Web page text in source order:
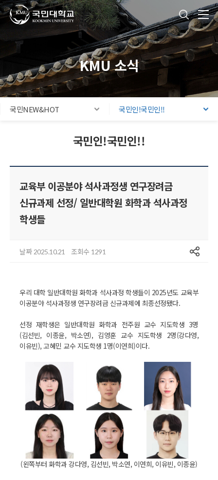
주메뉴 바로가기
본문내용 바로가기
푸터 바로가기
국민대학교
KMU 소식
국민NEW&HOT 국민인!국민인!!
국민인!국민인!!
교육부 이공분야 석사과정생 연구장려금
신규과제 선정/ 일반대학원 화학과 석사과정
학생들
날짜 2025.10.21 조회수 1291 공유
우리 대학 일반대학원 화학과 석사과정 학생들이 2025년도 교육부
이공분야 석사과정생 연구장려금 신규과제에 최종선정됐다.
선정 재학생은 일반대학원 화학과 전주원 교수 지도학생 3명
(김선빈, 이종윤, 박소연), 김영훈 교수 지도학생 2명(강다영,
이유빈), 고혜민 교수 지도학생 1명(이연희)이다.
(왼쪽부터 화학과 강다영, 김선빈, 박소연, 이연희, 이유빈, 이종윤)